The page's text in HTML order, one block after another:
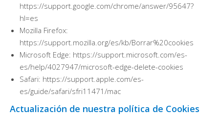
https://support.google.com/chrome/answer/95647?
hl=es
Mozilla Firefox:
https://support.mozilla.org/es/kb/Borrar%20cookies
Microsoft Edge: https://support.microsoft.com/es-
es/help/4027947/microsoft-edge-delete-cookies
Safari: https://support.apple.com/es-
es/guide/safari/sfri11471/mac
Actualización de nuestra política de Cookies